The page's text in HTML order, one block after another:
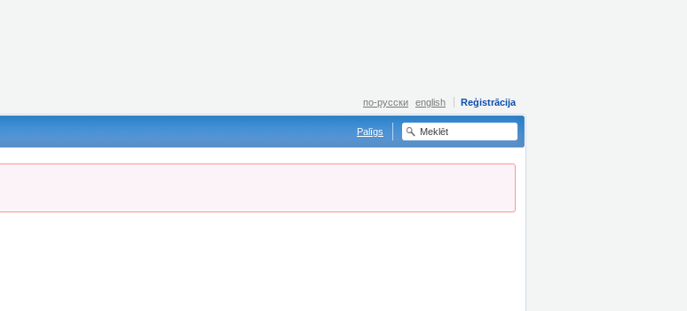
Reģistrācija
по-русски english
Palīgs